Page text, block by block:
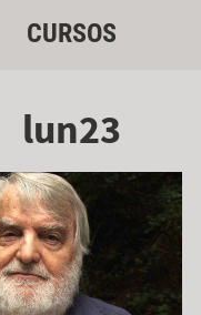
CURSOS
lun23